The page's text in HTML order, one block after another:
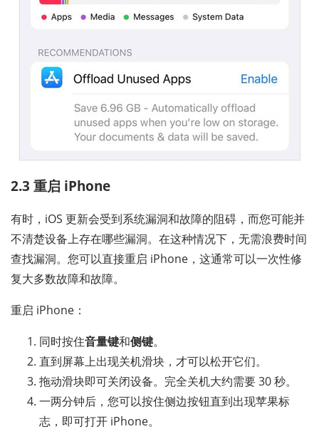
2.3 重启 iPhone
有时，iOS 更新会受到系统漏洞和故障的阻碍，而您可能并
不清楚设备上存在哪些漏洞。在这种情况下，无需浪费时间
查找漏洞。您可以直接重启 iPhone，这通常可以一次性修
复大多数故障和故障。
重启 iPhone：
同时按住音量键和侧键。
直到屏幕上出现关机滑块，才可以松开它们。
拖动滑块即可关闭设备。完全关机大约需要 30 秒。
一两分钟后，您可以按住侧边按钮直到出现苹果标
志，即可打开 iPhone。